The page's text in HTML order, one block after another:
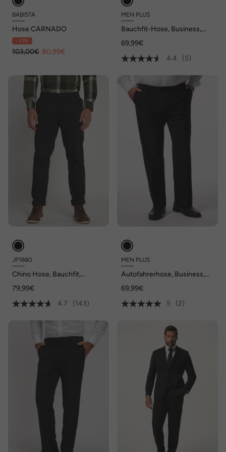
BABISTA
Hose CARNADO
- 21%
103,00€ 80,99€
MEN PLUS
Bauchfit-Hose, Business,
69,99€
4.4
(5)
JP1880
Chino Hose, Bauchfit,
79,99€
4.7
(143)
MEN PLUS
Autofahrerhose, Business,
82/41
69,99€
5
(2)